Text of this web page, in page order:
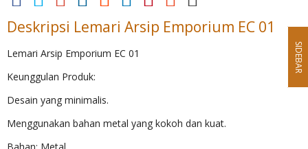
Deskripsi Lemari Arsip Emporium EC 01
Lemari Arsip Emporium EC 01
Keunggulan Produk:
Desain yang minimalis.
Menggunakan bahan metal yang kokoh dan kuat.
SIDEBAR